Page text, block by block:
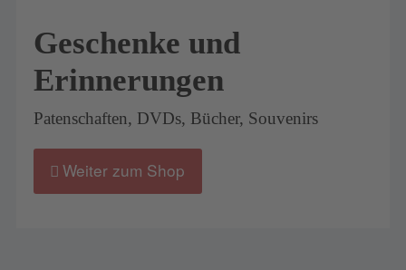
Geschenke und
Erinnerungen
Patenschaften, DVDs, Bücher, Souvenirs
Weiter zum Shop